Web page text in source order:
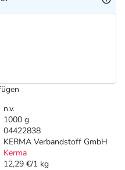
n.v.
1000 g
04422838
KERMA Verbandstoff GmbH
Kerma
12,29 €/1 kg